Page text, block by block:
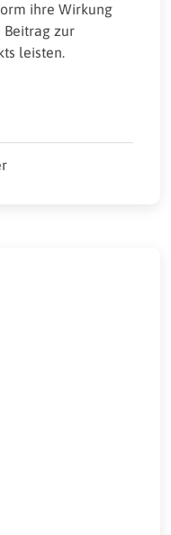
ihre Wirkung
Beitrag zur
leisten.